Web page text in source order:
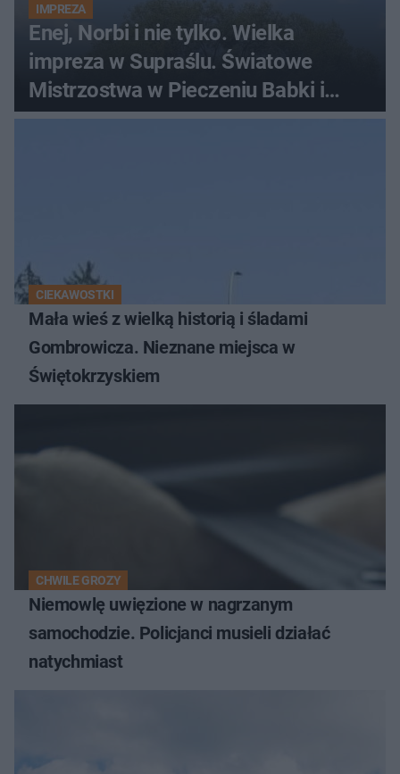
IMPREZA
Enej, Norbi i nie tylko. Wielka
impreza w Supraślu. Światowe
Mistrzostwa w Pieczeniu Babki i
Kiszki Ziemniaczanej
CIEKAWOSTKI
Mała wieś z wielką historią i śladami
Gombrowicza. Nieznane miejsca w
Świętokrzyskiem
CHWILE GROZY
Niemowlę uwięzione w nagrzanym
samochodzie. Policjanci musieli działać
natychmiast